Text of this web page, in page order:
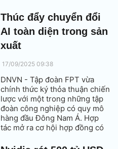
quan trọng nhất năm 2025 về
hợp tác số giữa EU và Việt
Nam.
Thúc đẩy chuyển đổi
AI toàn diện trong sản
xuất
17/09/2025 09:38
DNVN - Tập đoàn FPT vừa
chính thức ký thỏa thuận chiến
lược với một trong những tập
đoàn công nghiệp có quy mô
hàng đầu Đông Nam Á. Hợp
tác mở ra cơ hội hợp đồng có
đẩy chuyển đổi toàn diện về AI